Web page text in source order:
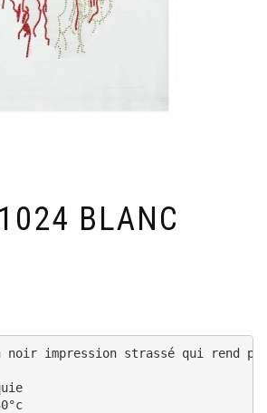
BLANC
impression strassé qui rend